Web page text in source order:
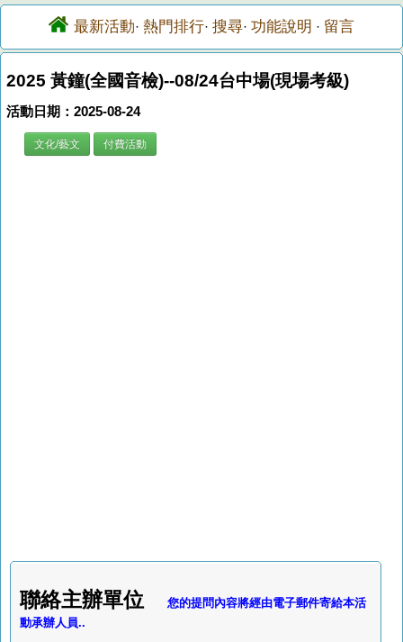
最新活動· 熱門排行· 搜尋· 功能說明 · 留言
2025 黃鐘(全國音檢)--08/24台中場(現場考級)
活動日期：2025-08-24
文化/藝文 付費活動
聯絡主辦單位您的提問內容將經由電子郵件寄給本活
動承辦人員..